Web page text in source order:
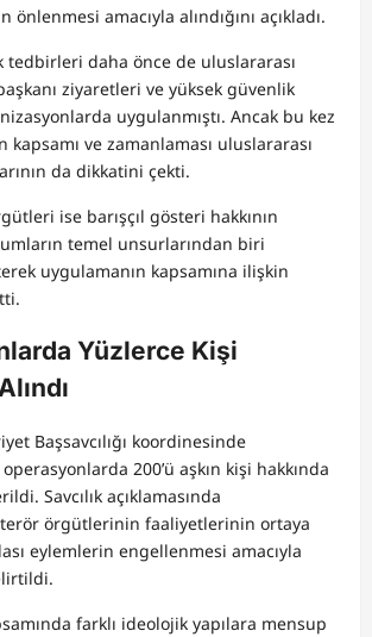
önlenmesi amacıyla alındığını açıkladı.
tedbirleri daha önce de uluslararası
ziyaretleri ve yüksek güvenlik
uygulanmıştı. Ancak bu kez
kapsamı ve zamanlaması uluslararası
da dikkatini çekti.
ise barışçıl gösteri hakkının
temel unsurlarından biri
uygulamanın kapsamına ilişkin
Yüzlerce Kişi
Başsavcılığı koordinesinde
200’ü aşkın kişi hakkında
Savcılık açıklamasında
terör örgütlerinin faaliyetlerinin ortaya
eylemlerin engellenmesi amacıyla
farklı ideolojik yapılara mensup